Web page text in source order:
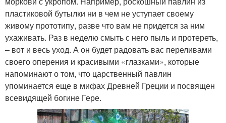
пластиковой бутылки ни в чем не уступает своему
живому прототипу, разве что вам не придется за ним
ухаживать. Раз в неделю смыть с него пыль и протереть,
– вот и весь уход. А он будет радовать вас переливами
своего оперения и красивыми «глазками», которые
напоминают о том, что царственный павлин
упоминается еще в мифах Древней Греции и посвящен
всевидящей богине Гере.